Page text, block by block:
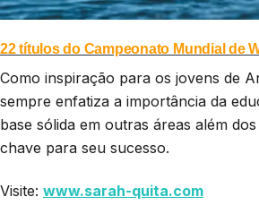
22 títulos do Campeonato Mundial de
Como inspiração para os jovens de
sempre enfatiza a importância da
base sólida em outras áreas além
chave para seu sucesso.
Visite: www.sarah-quita.com